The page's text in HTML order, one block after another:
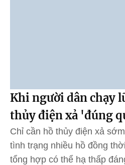
Khi người dân chạy
thủy điện xả 'đúng
Chỉ cần hồ thủy điện xả
tình trạng nhiều hồ đồng
tổng hợp có thể hạ thấp